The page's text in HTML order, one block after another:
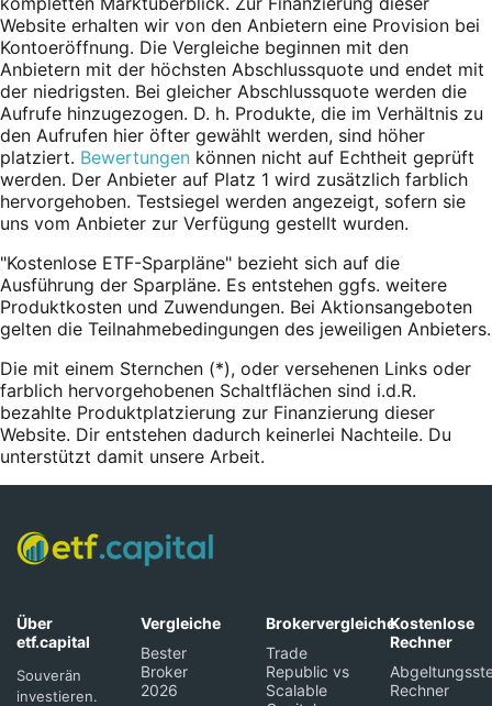
Website erhalten wir von den Anbietern eine Provision bei
Kontoeröffnung. Die Vergleiche beginnen mit den
Anbietern mit der höchsten Abschlussquote und endet mit
der niedrigsten. Bei gleicher Abschlussquote werden die
Aufrufe hinzugezogen. D. h. Produkte, die im Verhältnis zu
den Aufrufen hier öfter gewählt werden, sind höher
platziert. Bewertungen können nicht auf Echtheit geprüft
werden. Der Anbieter auf Platz 1 wird zusätzlich farblich
hervorgehoben. Testsiegel werden angezeigt, sofern sie
uns vom Anbieter zur Verfügung gestellt wurden.
"Kostenlose ETF-Sparpläne" bezieht sich auf die
Ausführung der Sparpläne. Es entstehen ggfs. weitere
Produktkosten und Zuwendungen. Bei Aktionsangeboten
gelten die Teilnahmebedingungen des jeweiligen Anbieters.
Die mit einem Sternchen (*), oder versehenen Links oder
farblich hervorgehobenen Schaltflächen sind i.d.R.
bezahlte Produktplatzierung zur Finanzierung dieser
Website. Dir entstehen dadurch keinerlei Nachteile. Du
unterstützt damit unsere Arbeit.
Über
etf.capital
Souverän
investieren.
Vergleiche
Bester
Broker
2026
Brokervergleiche
Trade
Republic vs
Scalable
Kostenlose
Rechner
Rechner